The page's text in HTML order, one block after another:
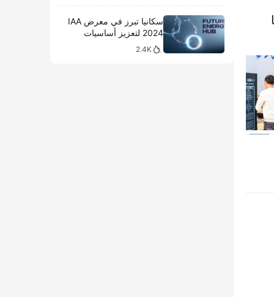
سكانيا تبرز في معرض IAA
2024 لتعزيز أساسيات
النقل المستدام
2.4K